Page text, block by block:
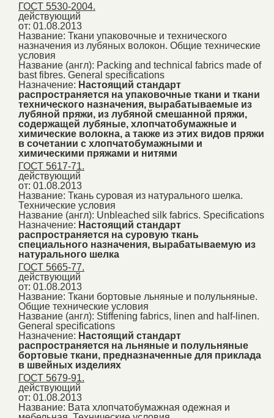
ГОСТ 5530-2004.
действующий
от: 01.08.2013
Название: Ткани упаковочные и технического
назначения из лубяных волокон. Общие технические
условия
Название (англ): Packing and technical fabrics made of
bast fibres. General specifications
Назначение: Настоящий стандарт
распространяется на упаковочные ткани и ткани
технического назначения, вырабатываемые из
лубяной пряжи, из лубяной смешанной пряжи,
содержащей лубяные, хлопчатобумажные и
химические волокна, а также из этих видов пряжи
в сочетании с хлопчатобумажными и
химическими пряжами и нитями
ГОСТ 5617-71.
действующий
от: 01.08.2013
Название: Ткань суровая из натурального шелка.
Технические условия
Название (англ): Unbleached silk fabrics. Specifications
Назначение: Настоящий стандарт
распространяется на суровую ткань
специального назначения, вырабатываемую из
натурального шелка
ГОСТ 5665-77.
действующий
от: 01.08.2013
Название: Ткани бортовые льняные и полульняные.
Общие технические условия
Название (англ): Stiffening fabrics, linen and half-linen.
General specifications
Назначение: Настоящий стандарт
распространяется на льняные и полульняные
бортовые ткани, предназначенные для приклада
в швейных изделиях
ГОСТ 5679-91.
действующий
от: 01.08.2013
Название: Вата хлопчатобумажная одежная и